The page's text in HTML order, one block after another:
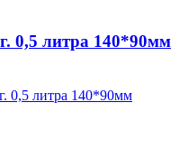
0,5 литра 140*90мм